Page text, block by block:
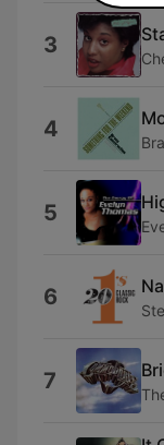
3
4
5
6
7